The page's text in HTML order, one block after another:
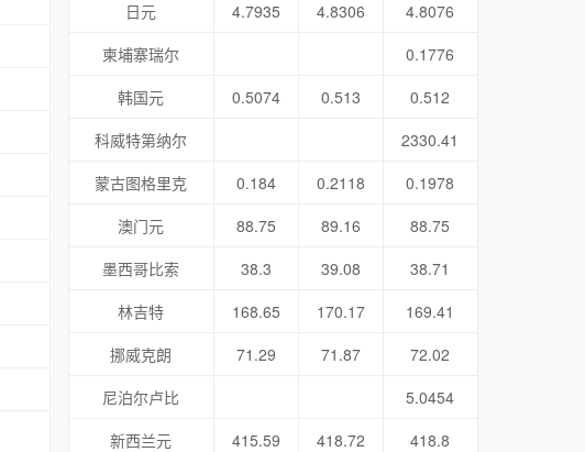
日元
4.7935 4.8306
4.8076
柬埔寨瑞尔
0.1776
韩国元
0.5074 0.513
0.512
科威特第纳尔
2330.41
蒙古图格里克
0.184 0.2118
0.1978
澳门元
88.75 89.16
88.75
墨西哥比索
38.3 39.08
38.71
林吉特
168.65 170.17
169.41
挪威克朗
71.29 71.87
72.02
尼泊尔卢比
5.0454
新西兰元
415.59 418.72
418.8